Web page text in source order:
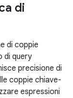
di
di coppie
di query
precisione di
coppie chiave-
espressioni